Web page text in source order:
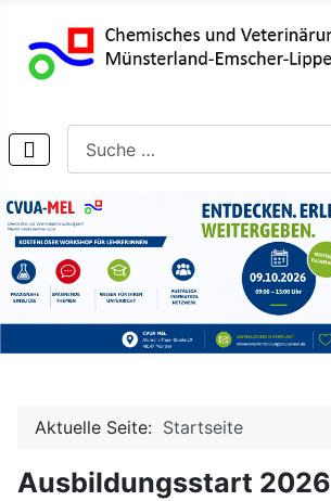
Aktuelle Seite: Startseite
Ausbildungsstart 2026